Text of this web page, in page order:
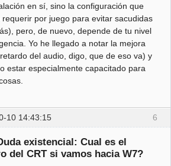
en sí, sino la configuración que
requerir por juego para evitar sacudidas
pero, de nuevo, depende de tu nivel
Yo he llegado a notar la mejora
del audio, digo, que de eso va) y
estar especialmente capacitado para
6
10 14:43:15
existencial: Cual es el
del CRT si vamos hacia W7?